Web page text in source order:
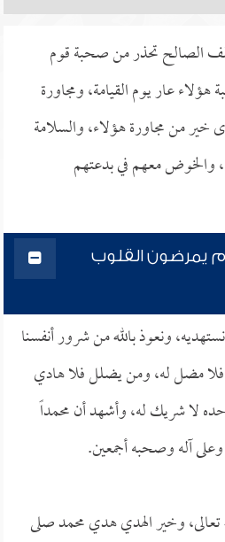
الصالح تحذر من صحبة قوم
عار يوم القيامة، ومجاورة
خير من مجاورة هؤلاء، والسلامة
والخوض معهم في بدعتهم
يمرضون القلوب
ونعوذ بالله من شرور أنفسنا
فلا مضل له، ومن يضلل فلا هادي
لا شريك له، وأشهد أن محمداً
آله وصحبه أجمعين.
وخير الهدي هدي محمد صلى